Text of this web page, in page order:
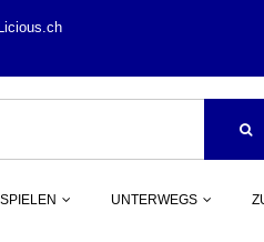
bei
SPIELEN UNTERWEGS